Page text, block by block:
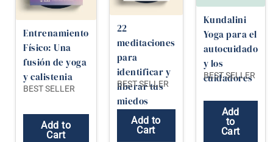
Entrenamiento
Físico: Una
fusión de yoga
y calistenia
BEST SELLER
Add to
Cart
22
meditaciones
para
identificar y
liberar tus
miedos
BEST SELLER
Add to
Cart
Kundalini
Yoga para el
autocuidado
y los
cuidadores
BEST SELLER
Add
to
Cart